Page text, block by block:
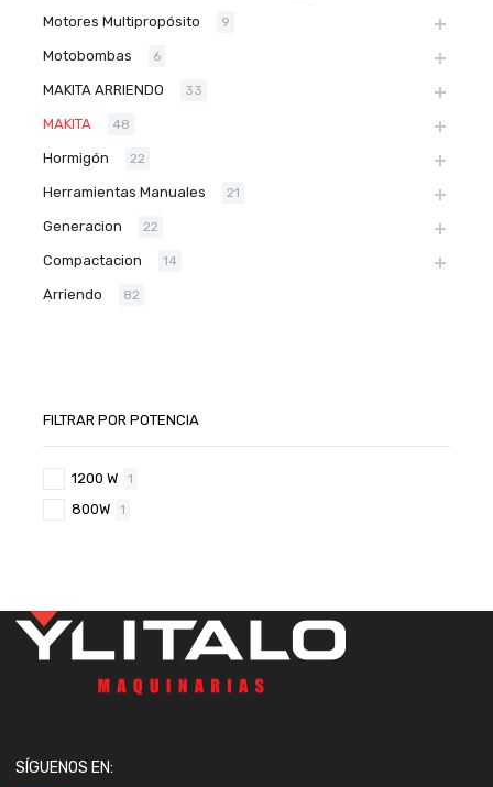
Motores Multipropósito 9
Motobombas 6
MAKITA ARRIENDO 33
MAKITA 48
Hormigón 22
Herramientas Manuales 21
Generacion 22
Compactacion 14
Arriendo 82
FILTRAR POR POTENCIA
1200 W 1
800W 1
SÍGUENOS EN: